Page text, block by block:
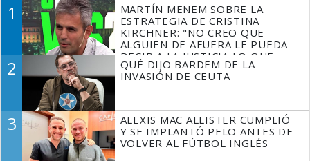
1
MARTÍN MENEM SOBRE LA
ESTRATEGIA DE CRISTINA
KIRCHNER: "NO CREO QUE
ALGUIEN DE AFUERA LE PUEDA
DECIR A LA JUSTICIA LO QUE
TIENE QUE HACER"
2
QUÉ DIJO BARDEM DE LA
INVASIÓN DE CEUTA
3
ALEXIS MAC ALLISTER CUMPLIÓ
Y SE IMPLANTÓ PELO ANTES DE
VOLVER AL FÚTBOL INGLÉS